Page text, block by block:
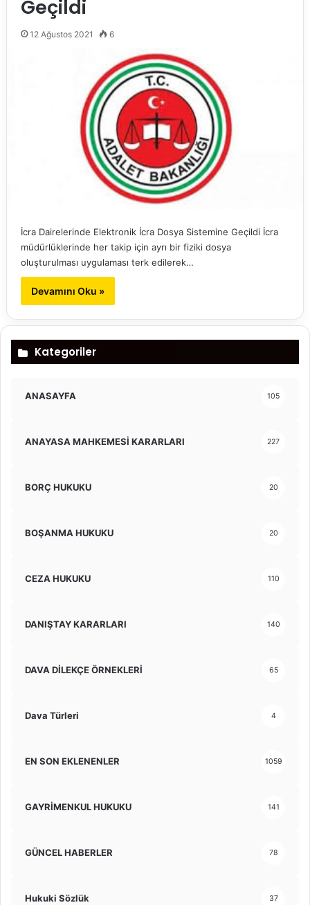
Geçildi
12 Ağustos 2021 6
İcra Dairelerinde Elektronik İcra Dosya Sistemine Geçildi İcra
müdürlüklerinde her takip için ayrı bir fiziki dosya
oluşturulması uygulaması terk edilerek…
Devamını Oku »
Kategoriler
ANASAYFA 105
ANAYASA MAHKEMESİ KARARLARI 227
BORÇ HUKUKU 20
BOŞANMA HUKUKU 20
CEZA HUKUKU 110
DANIŞTAY KARARLARI 140
DAVA DİLEKÇE ÖRNEKLERİ 65
Dava Türleri 4
EN SON EKLENENLER 1059
GAYRİMENKUL HUKUKU 141
GÜNCEL HABERLER 78
Hukuki Sözlük 37